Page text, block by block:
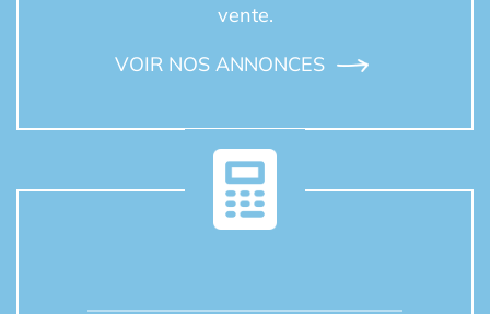
vente.
VOIR NOS ANNONCES